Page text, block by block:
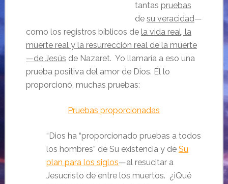
tantas pruebas
de su veracidad—
como los registros bíblicos de la vida real, la
muerte real y la resurrección real de la muerte
—de Jesús de Nazaret. Yo llamaría a eso una
prueba positiva del amor de Dios. Él lo
proporcionó, muchas pruebas:
Pruebas proporcionadas
“Dios ha “proporcionado pruebas a todos
los hombres” de Su existencia y de Su
plan para los siglos—al resucitar a
Jesucristo de entre los muertos. ¿¡Qué